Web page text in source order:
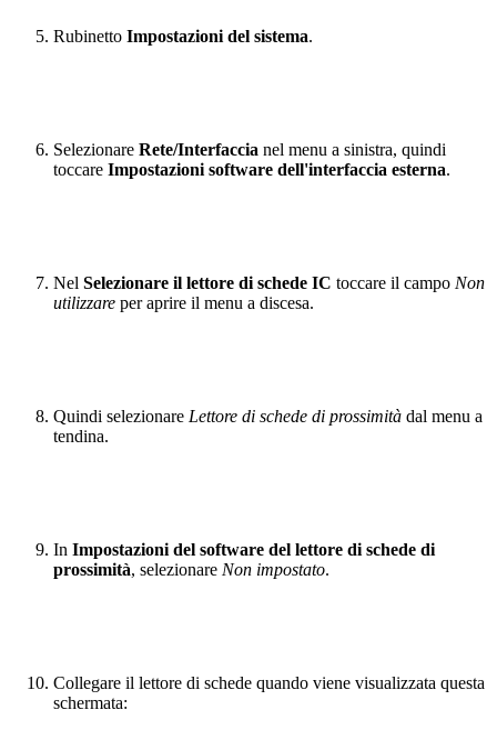
Rubinetto Impostazioni del sistema.
Selezionare Rete/Interfaccia nel menu a sinistra, quindi
toccare Impostazioni software dell'interfaccia esterna.
Nel Selezionare il lettore di schede IC toccare il campo Non
utilizzare per aprire il menu a discesa.
Quindi selezionare Lettore di schede di prossimità dal menu a
tendina.
In Impostazioni del software del lettore di schede di
prossimità, selezionare Non impostato.
Collegare il lettore di schede quando viene visualizzata questa
schermata: